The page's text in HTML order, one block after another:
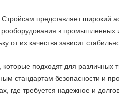
представляет широкий
в промышленных
от их качества зависит
подходят для различных
стандартам безопасности и
где требуется надежное и